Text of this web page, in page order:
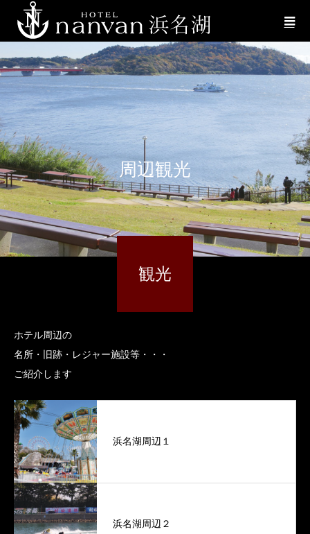
周辺観光
観光
ホテル周辺の
名所・旧跡・レジャー施設等・・・
ご紹介します
浜名湖周辺１
浜名湖周辺２